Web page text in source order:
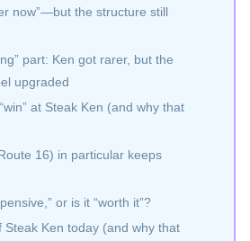
now”—but the structure still
part: Ken got rarer, but the
upgraded
at Steak Ken (and why that
16) in particular keeps
or is it “worth it”?
Steak Ken today (and why that